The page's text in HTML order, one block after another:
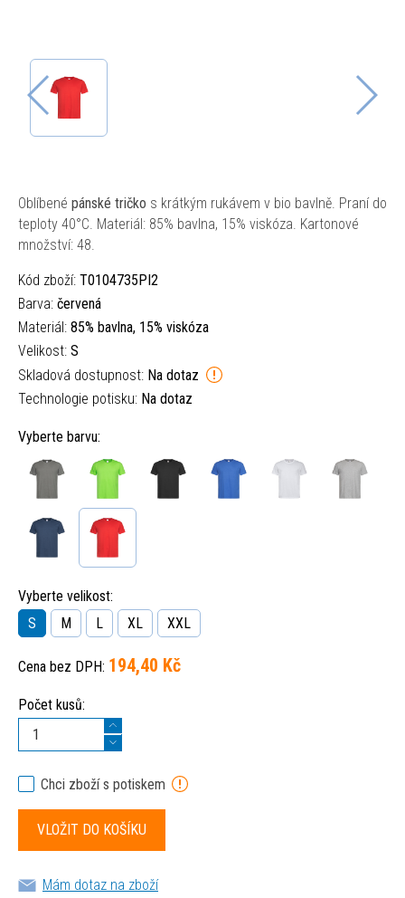
Oblíbené pánské tričko s krátkým rukávem v bio bavlně. Praní do
teploty 40°C. Materiál: 85% bavlna, 15% viskóza. Kartonové
množství: 48.
Kód zboží: T0104735PI2
Barva: červená
Materiál: 85% bavlna, 15% viskóza
Velikost: S
Skladová dostupnost: Na dotaz
Technologie potisku: Na dotaz
Vyberte barvu:
Vyberte velikost:
S
M L XL XXL
Cena bez DPH: 194,40 Kč
Počet kusů:
Chci zboží s potiskem
Mám dotaz na zboží